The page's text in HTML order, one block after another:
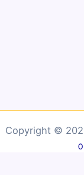
Copyright ©